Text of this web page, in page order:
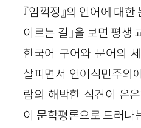
『임꺽정』의 언어에 대한
이르는 길」을 보면 평생
한국어 구어와 문어의
살피면서 언어식민주의
람의 해박한 식견이 은
이 문학평론으로 드러나